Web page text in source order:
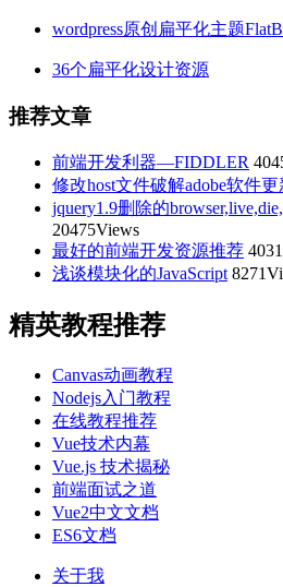
wordpress原创扁平化主题
36个扁平化设计资源
推荐文章
前端开发利器—FIDDLER
修改host文件破解adobe软件更
jquery1.9删除的
20475Views
最好的前端开发资源推荐
浅谈模块化的JavaScript
精英教程推荐
Canvas动画教程
Nodejs入门教程
在线教程推荐
Vue技术内幕
Vue.js 技术揭秘
前端面试之道
Vue2中文文档
ES6文档
关于我